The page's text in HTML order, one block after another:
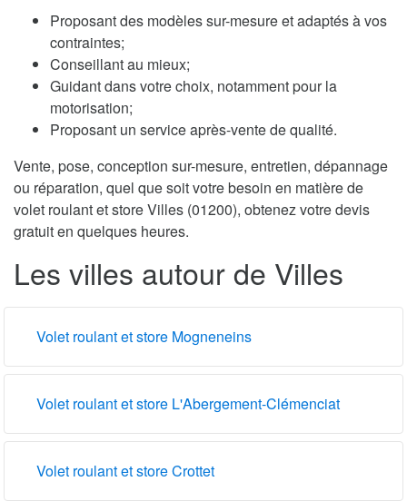
Proposant des modèles sur-mesure et adaptés à vos
contraintes;
Conseillant au mieux;
Guidant dans votre choix, notamment pour la
motorisation;
Proposant un service après-vente de qualité.
Vente, pose, conception sur-mesure, entretien, dépannage
ou réparation, quel que soit votre besoin en matière de
volet roulant et store Villes (01200), obtenez votre devis
gratuit en quelques heures.
Les villes autour de Villes
Volet roulant et store Mogneneins
Volet roulant et store L'Abergement-Clémenciat
Volet roulant et store Crottet